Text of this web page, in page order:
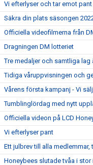
Vi efterlyser och tar emot pant
Säkra din plats säsongen
Officiella videofilmerna från
Dragningen DM lotteriet
Tre medaljer och samtliga lag
Tidiga våruppvisningen och
Vårens första kampanj - Vi
Tumblinglördag med nytt
Officiella videon på LCD
Vi efterlyser pant
Ett julbrev till alla
Honeybees slutade tvåa i